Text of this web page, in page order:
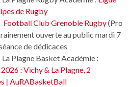
de Rugby
Football Club Grenoble Rugby(Pro
ouverte au public mardi 7
de dédicaces
Plagne Basket Académie :
: Vichy & La Plagne, 2
| AuRABasketBall